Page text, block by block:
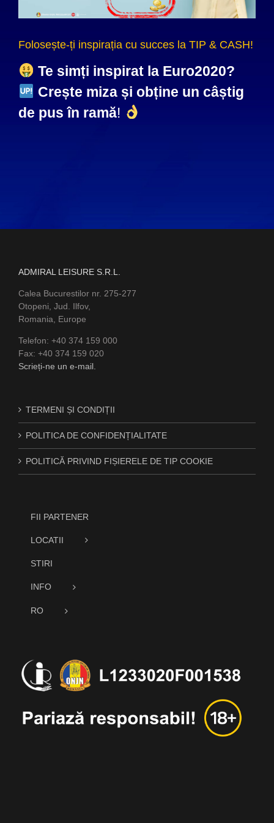
Folosește-ți inspirația cu succes la TIP & CASH!
Te simți inspirat la Euro2020?
Crește miza și obține un câștig
de pus în ramă!
ADMIRAL LEISURE S.R.L.
Calea Bucurestilor nr. 275-277
Otopeni, Jud. Ilfov,
Romania, Europe
Telefon: +40 374 159 000
Fax: +40 374 159 020
Scrieți-ne un e-mail.
TERMENI ȘI CONDIȚII
POLITICA DE CONFIDENȚIALITATE
POLITICĂ PRIVIND FIȘIERELE DE TIP COOKIE
FII PARTENER
LOCATII
STIRI
INFO
RO